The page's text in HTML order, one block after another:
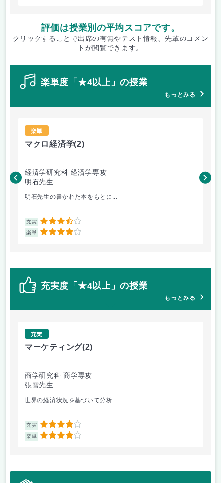
評価は授業別の平均スコアです。
クリックすることで出席の有無やテスト情報、先輩のコメン
トが閲覧できます。
楽単度「★4以上」の授業
もっとみる
楽単
マクロ経済学(2)
経済学研究科 経済学専攻
明石先生
明石先生の書かれた本をもとに...
充実 3.5
楽単 4
張
充実度「★4以上」の授業
もっとみる
充実
マーケティング(2)
商学研究科 商学専攻
張雪先生
世界の経済状況を基づいて分析...
充実 4
楽単 4